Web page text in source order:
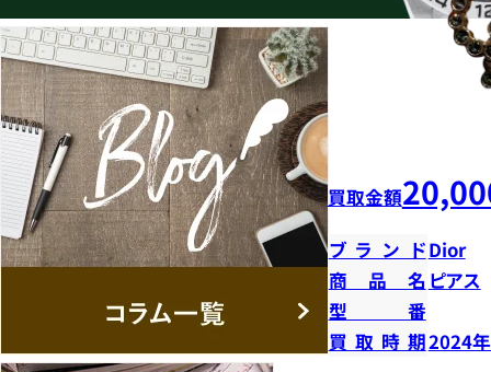
買取金額
ブランドDior
商品名 ピアス
型番
買取時期2024